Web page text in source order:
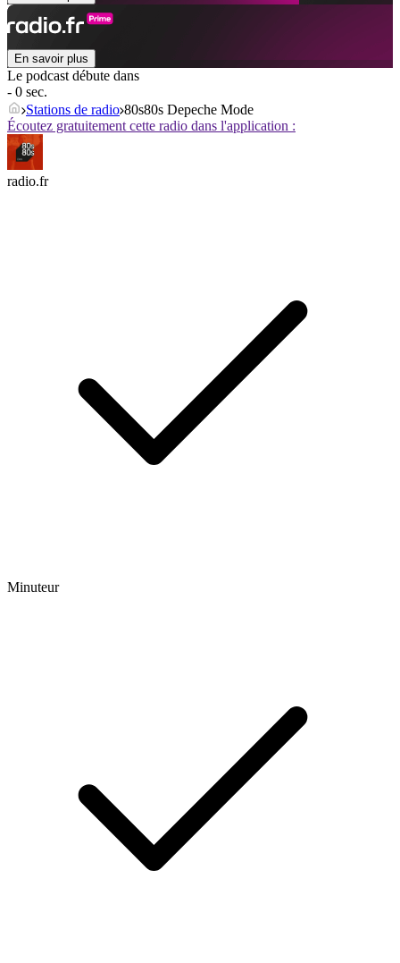
En savoir plus
Le podcast débute dans
- 0 sec.
Stations de radio 80s80s Depeche Mode
Écoutez gratuitement cette radio dans l'application :
radio.fr
Minuteur